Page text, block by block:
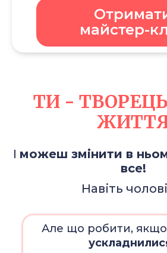
майстер-
ТИ -
І можеш змінити в
все!
Навіть
Але що робити, якщо